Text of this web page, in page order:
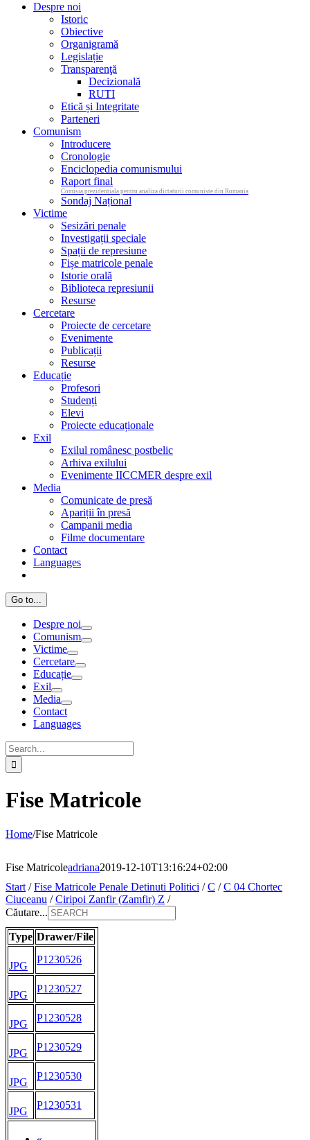
Despre noi
Istoric
Obiective
Organigramă
Legislație
Transparenţă
Decizională
RUTI
Etică și Integritate
Parteneri
Comunism
Introducere
Cronologie
Enciclopedia comunismului
Raport final
Comisia prezidentiala pentru analiza dictaturii comuniste din Romania
Sondaj Național
Victime
Sesizări penale
Investigații speciale
Spații de represiune
Fișe matricole penale
Istorie orală
Biblioteca represiunii
Resurse
Cercetare
Proiecte de cercetare
Evenimente
Publicații
Resurse
Educație
Profesori
Studenți
Elevi
Proiecte educaționale
Exil
Exilul românesc postbelic
Arhiva exilului
Evenimente IICCMER despre exil
Media
Comunicate de presă
Apariții în presă
Campanii media
Filme documentare
Contact
Languages
Go to...
Despre noi
Comunism
Victime
Cercetare
Educație
Exil
Media
Contact
Languages
Search
for:
Fise Matricole
Home/Fise Matricole
Fise Matricoleadriana2019-12-10T13:16:24+02:00
Start /Fise Matricole Penale Detinuti Politici /C /C 04 Chortec
Ciuceanu /Ciripoi Zanfir (Zamfir) Z /
Căutare...
Type Drawer/File
JPG
P1230526
JPG
P1230527
JPG
P1230528
JPG
P1230529
JPG
P1230530
JPG
P1230531